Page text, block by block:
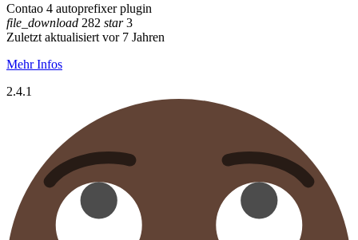
Contao 4 autoprefixer plugin
file_download 282 star3
Zuletzt aktualisiert vor 7 Jahren
Mehr Infos
2.4.1